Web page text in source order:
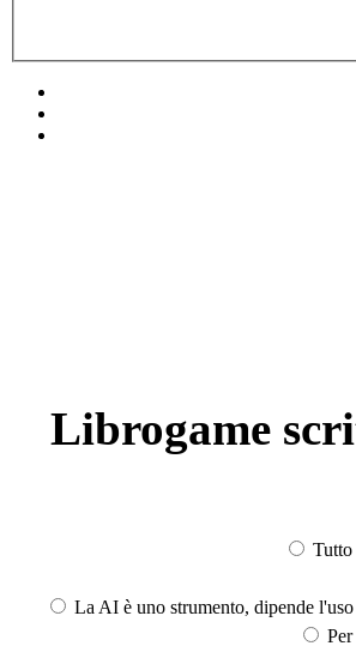
Librogame
Tutto
La AI è uno strumento, dipende